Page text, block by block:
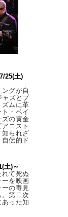
25(土)
グが自
ャズとブ
ズムに革
・ベイ
ズの黄金
ニスト
られざ
伝的ド
土)～
て死ぬ
を映画
の毒見
第二次
った知